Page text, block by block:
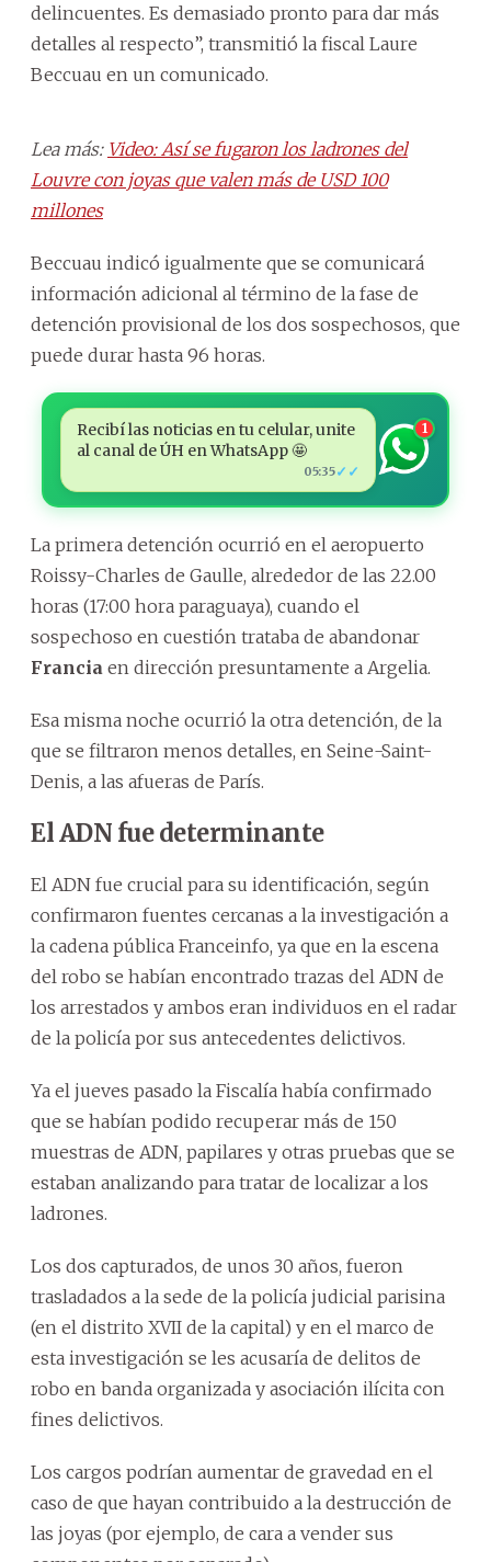
delincuentes. Es demasiado pronto para dar más
detalles al respecto”, transmitió la fiscal Laure
Beccuau en un comunicado.
Lea más: Video: Así se fugaron los ladrones del
Louvre con joyas que valen más de USD 100
millones
Beccuau indicó igualmente que se comunicará
información adicional al término de la fase de
detención provisional de los dos sospechosos, que
puede durar hasta 96 horas.
Recibí las noticias en tu celular, unite
al canal de ÚH en WhatsApp 🤩
05:35✓✓
1
La primera detención ocurrió en el aeropuerto
Roissy-Charles de Gaulle, alrededor de las 22.00
horas (17:00 hora paraguaya), cuando el
sospechoso en cuestión trataba de abandonar
Francia en dirección presuntamente a Argelia.
Esa misma noche ocurrió la otra detención, de la
que se filtraron menos detalles, en Seine-Saint-
Denis, a las afueras de París.
El ADN fue determinante
El ADN fue crucial para su identificación, según
confirmaron fuentes cercanas a la investigación a
la cadena pública Franceinfo, ya que en la escena
del robo se habían encontrado trazas del ADN de
los arrestados y ambos eran individuos en el radar
de la policía por sus antecedentes delictivos.
Ya el jueves pasado la Fiscalía había confirmado
que se habían podido recuperar más de 150
muestras de ADN, papilares y otras pruebas que se
estaban analizando para tratar de localizar a los
ladrones.
Los dos capturados, de unos 30 años, fueron
trasladados a la sede de la policía judicial parisina
(en el distrito XVII de la capital) y en el marco de
esta investigación se les acusaría de delitos de
robo en banda organizada y asociación ilícita con
fines delictivos.
Los cargos podrían aumentar de gravedad en el
caso de que hayan contribuido a la destrucción de
las joyas (por ejemplo, de cara a vender sus